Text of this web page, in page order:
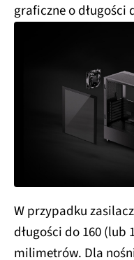
graficzne o długości
W przypadku
długości do 160 (lub
milimetrów. Dla